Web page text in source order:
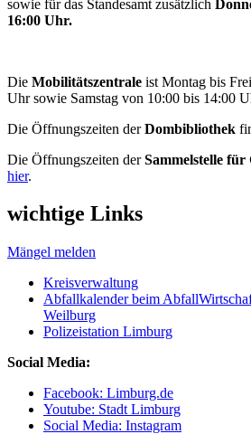
sowie für das Standesamt zusätzlich
16:00 Uhr.
Die Mobilitätszentrale ist Montag bis
Uhr sowie Samstag von 10:00 bis 14:00
Die Öffnungszeiten derDombibliothek
Die Öffnungszeiten derSammelstelle
hier.
wichtige Links
Mängel melden
Kreisverwaltung
Abfallkalender beim
Weilburg
Polizeistation Limburg
Social Media:
Facebook: Limburg.de
Youtube: Stadt Limburg
Social Media: Instagram